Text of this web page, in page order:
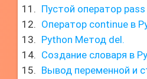
Пустой оператор
Оператор continue в
Python Метод del.
Создание словаря в
Вывод переменной и